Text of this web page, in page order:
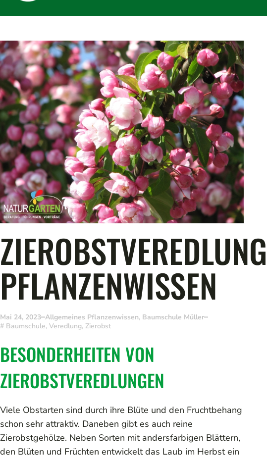
PFLANZENWISSEN
Mai 24, 2023 Allgemeines Pflanzenwissen, Baumschule Müller
# Baumschule, Veredlung, Zierobst
BESONDERHEITEN VON
ZIEROBSTVEREDLUNGEN
Viele Obstarten sind durch ihre Blüte und den Fruchtbehang
schon sehr attraktiv. Daneben gibt es auch reine
Zierobstgehölze. Neben Sorten mit andersfarbigen Blättern,
den Blüten und Früchten entwickelt das Laub im Herbst ein